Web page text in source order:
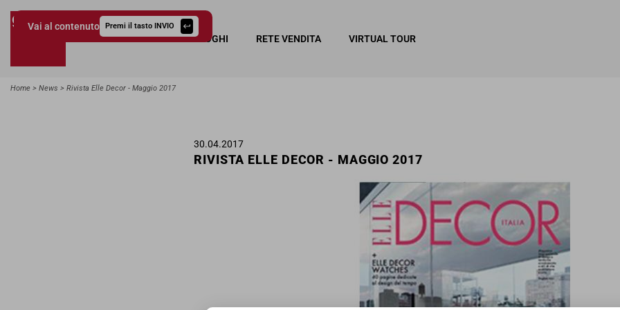
Vai al contenuto Premi il tasto INVIO
COLLEZIONI CATALOGHI RETE VENDITA VIRTUAL TOUR
Home News Rivista Elle Decor - Maggio 2017
30.04.2017
RIVISTA ELLE DECOR - MAGGIO 2017